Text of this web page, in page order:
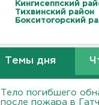
Кингисеппский
Тихвинский район
Бокситогорский
Темы дня
Тело погибшего
после пожара в